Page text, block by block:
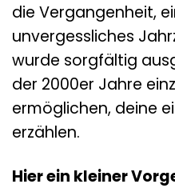
die Vergangenheit,
unvergessliches
wurde sorgfältig
der 2000er Jahre
ermöglichen, deine
erzählen.
Hier ein kleiner